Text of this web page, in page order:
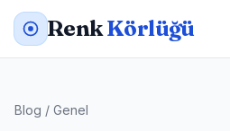
RenkKörlüğü
Blog / Genel